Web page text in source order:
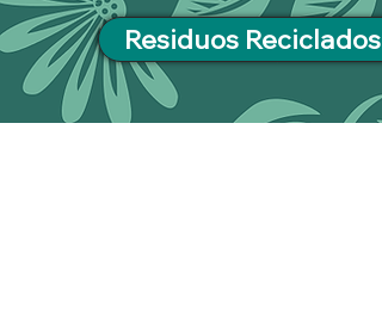
Residuos Reciclados